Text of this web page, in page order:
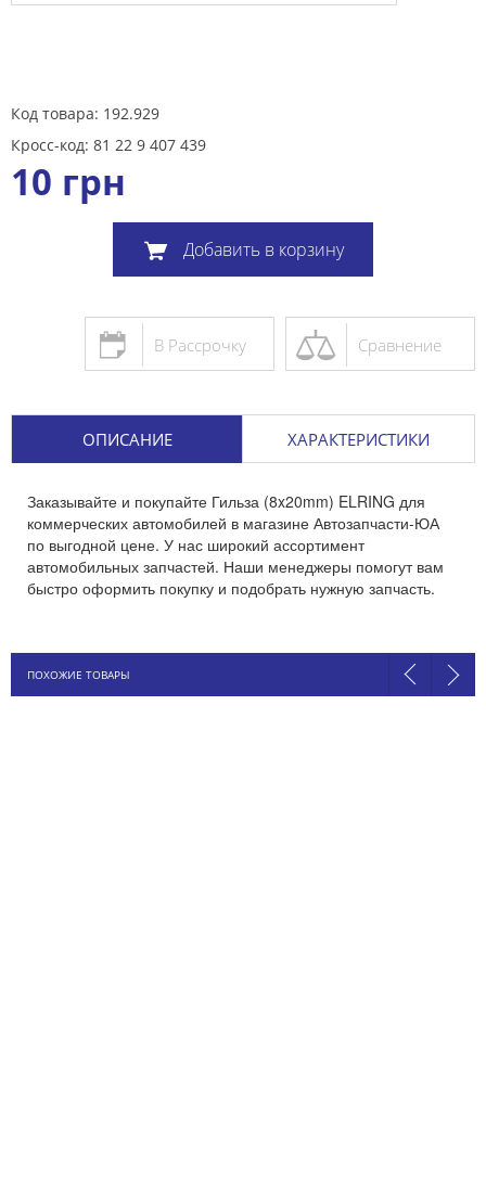
Код товара: 192.929
Кросс-код: 81 22 9 407 439
10 грн
Добавить в корзину
Сравнение
В Рассрочку
ОПИСАНИЕ ХАРАКТЕРИСТИКИ
Заказывайте и покупайте Гильза (8x20mm) ELRING для
коммерческих автомобилей в магазине Автозапчасти-ЮА
по выгодной цене. У нас широкий ассортимент
автомобильных запчастей. Наши менеджеры помогут вам
быстро оформить покупку и подобрать нужную запчасть.
ПОХОЖИЕ ТОВАРЫ